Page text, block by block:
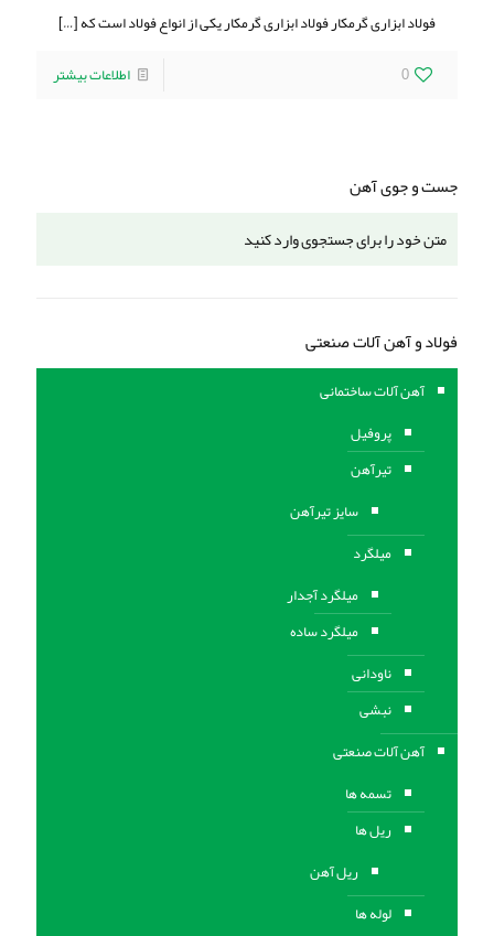
فولاد ابزاری گرمکار فولاد ابزاری گرمکار یکی از انواع فولاد است که[…]
0
اطلاعات بیشتر
جست و جوی آهن
فولاد و آهن آلات صنعتی
آهن آلات ساختمانی
پروفیل
تیرآهن
سایز تیرآهن
میلگرد
میلگرد آجدار
میلگرد ساده
ناودانی
نبشی
آهن آلات صنعتی
تسمه ها
ریل ها
ریل آهن
لوله ها